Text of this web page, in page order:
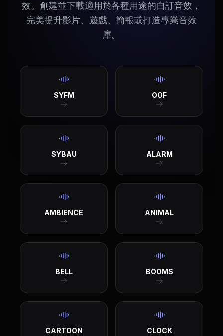
效。創建並下載適用於各種用途的自訂音效，
完美提升影片、遊戲、簡報或打造專業音效
庫。
SYFM OOF
SYBAU ALARM
AMBIENCE ANIMAL
BELL BOOMS
CARTOON CLOCK